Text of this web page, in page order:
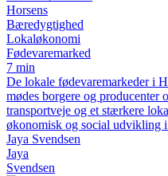
Horsens
Bæredygtighed
Lokaløkonomi
Fødevaremarked
7 min
De lokale fødevaremarkeder i
mødes borgere og producenter
transportveje og et stærkere
økonomisk og social udvikling
Jaya Svendsen
Jaya
Svendsen